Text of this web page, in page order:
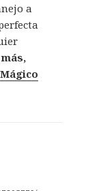
a
Mágico